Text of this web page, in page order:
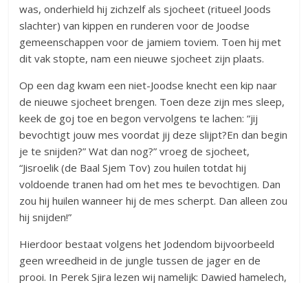
was, onderhield hij zichzelf als sjocheet (ritueel Joods
slachter) van kippen en runderen voor de Joodse
gemeenschappen voor de jamiem toviem. Toen hij met
dit vak stopte, nam een nieuwe sjocheet zijn plaats.
Op een dag kwam een niet-Joodse knecht een kip naar
de nieuwe sjocheet brengen. Toen deze zijn mes sleep,
keek de goj toe en begon vervolgens te lachen: “jij
bevochtigt jouw mes voordat jij deze slijpt?En dan begin
je te snijden?” Wat dan nog?” vroeg de sjocheet,
“Jisroelik (de Baal Sjem Tov) zou huilen totdat hij
voldoende tranen had om het mes te bevochtigen. Dan
zou hij huilen wanneer hij de mes scherpt. Dan alleen zou
hij snijden!”
Hierdoor bestaat volgens het Jodendom bijvoorbeeld
geen wreedheid in de jungle tussen de jager en de
prooi. In Perek Sjira lezen wij namelijk: Dawied hamelech,